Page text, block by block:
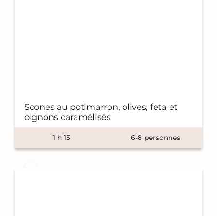
Scones au potimarron, olives, feta et
oignons caramélisés
1 h 15 6-8 personnes